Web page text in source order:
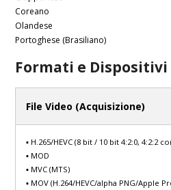
Coreano
Olandese
Portoghese (Brasiliano)
Formati e
File Video (Acquisizione)
▪ H.265/HEVC (8 bit / 10 bit 4:2:0, 4:2:2
▪ MOD
▪ MVC (MTS)
▪ MOV (H.264/HEVC/alpha PNG/Apple